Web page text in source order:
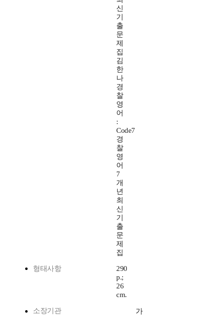
신
기
출
문
제
집
김
한
나
경
찰
영
어
:
Code7
경
찰
영
어
7
개
년
최
신
기
출
문
제
집
형태사항
290
p.;
26
cm.
소장기관
가